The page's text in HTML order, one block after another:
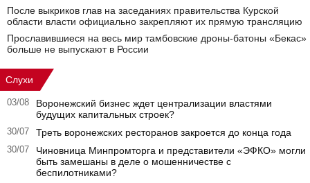
После выкриков глав на заседаниях правительства Курской
области власти официально закрепляют их прямую трансляцию
Прославившиеся на весь мир тамбовские дроны-батоны «Бекас»
больше не выпускают в России
Слухи
03/08
Воронежский бизнес ждет централизации властями
будущих капитальных строек?
30/07 Треть воронежских ресторанов закроется до конца года
30/07
Чиновница Минпромторга и представители «ЭФКО» могли
быть замешаны в деле о мошенничестве с
беспилотниками?